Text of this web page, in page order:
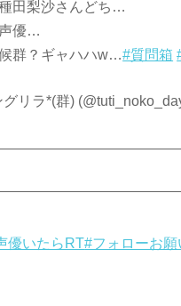
田梨沙さんどち…
優…
群？ギャハハw…#質問箱
リラ*(群)
優いたらRT#フォローお願